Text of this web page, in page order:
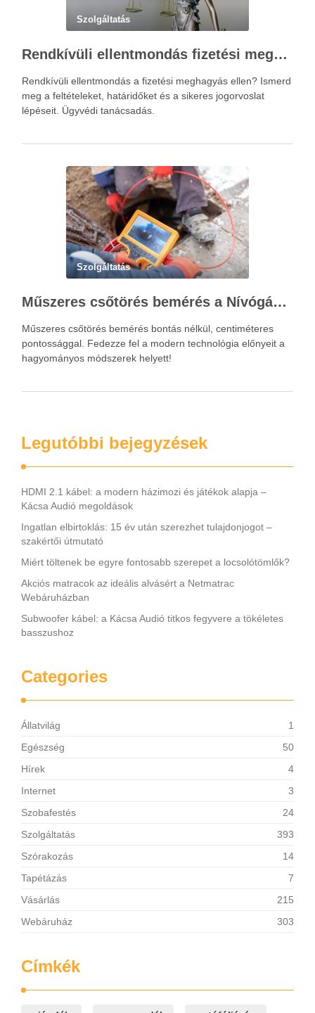
Szolgáltatás
Rendkívüli ellentmondás fizetési meghagyás ellen – Újváry Zsolt Ügyvédi Iroda
Rendkívüli ellentmondás a fizetési meghagyás ellen? Ismerd
meg a feltételeket, határidőket és a sikeres jogorvoslat
lépéseit. Ügyvédi tanácsadás.
Szolgáltatás
Műszeres csőtörés bemérés a Nívógáz Hungária Kft.-vel
Műszeres csőtörés bemérés bontás nélkül, centiméteres
pontossággal. Fedezze fel a modern technológia előnyeit a
hagyományos módszerek helyett!
Legutóbbi bejegyzések
HDMI 2.1 kábel: a modern házimozi és játékok alapja –
Kácsa Audió megoldások
Ingatlan elbirtoklás: 15 év után szerezhet tulajdonjogot –
szakértői útmutató
Miért töltenek be egyre fontosabb szerepet a locsolótömlők?
Akciós matracok az ideális alvásért a Netmatrac
Webáruházban
Subwoofer kábel: a Kácsa Audió titkos fegyvere a tökéletes
basszushoz
Categories
Állatvilág
1
Egészség
50
Hírek
4
Internet
3
Szobafestés
24
Szolgáltatás
393
Szórakozás
14
Tapétázás
7
Vásárlás
215
Webáruház
303
Címkék